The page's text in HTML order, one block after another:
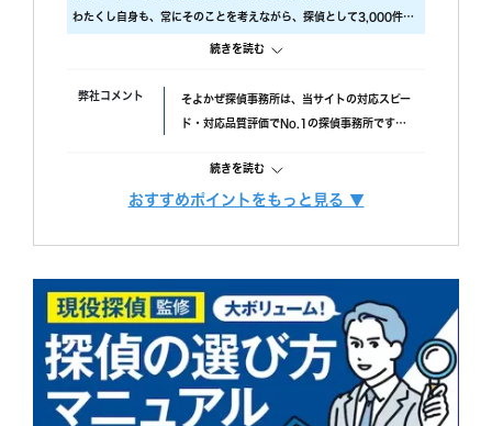
対応については本当に調査員の方々に感謝しかありません。
調査後の印象
報告書はすぐに届けていただけましたが、時間表示が間違っ
と思われます。)おそらく、早急に届けたいと思ってくれた
のかなと思います。
わたくし自身も、常にそのことを考えながら、探偵として3,000件以
上の調査をおこないました。
す。
・ 厳選した優秀な調査スタッフ
また、お客様ひとりひとりに合った調査プランを立てるには、カウン
す。
その結果、98% (2023年度) という非常に高い満足度をいただくこと
ができました。
これからも、お客様が「そよかぜ」 のような穏やかな日常をとりもど
せるように、誠実に調査いたします。
そよかぜ探偵事務所に、どうぞお気軽にご相談ください。
続きを読む
弊社コメント そよかぜ探偵事務所は、当サイトの対応スピー
ド・対応品質評価でNo.1の探偵事務所です。
で、完全成功報酬プランも選べます。また、み
んなの名探偵経由で相談できる限定クーポンも
方におすすめです。
続きを読む
間延長以外一切なし！
イドで提案します。
調査機材 調査で使用するカメラ数：平均１６台～２２台
（他社平均の約8倍！)
調査バッテリー総容量 ９００W前後（他社
平均の約6倍！)
続きを読む
おすすめポイントをもっと見る ▼